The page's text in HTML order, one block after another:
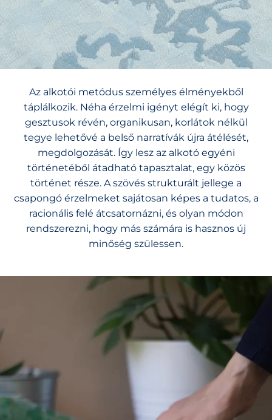
Az alkotói metódus személyes élményekből
táplálkozik. Néha érzelmi igényt elégít ki, hogy
gesztusok révén, organikusan, korlátok nélkül
tegye lehetővé a belső narratívák újra átélését,
megdolgozását. Így lesz az alkotó egyéni
történetéből átadható tapasztalat, egy közös
történet része. A szövés strukturált jellege a
csapongó érzelmeket sajátosan képes a tudatos, a
racionális felé átcsatornázni, és olyan módon
rendszerezni, hogy más számára is hasznos új
minőség szülessen.